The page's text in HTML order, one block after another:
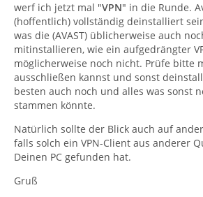
werf ich jetzt mal "VPN" in die Runde.
(hoffentlich) vollständig deinstalliert
was die (AVAST) üblicherweise auch
mitinstallieren, wie ein aufgedrängter
möglicherweise noch nicht. Prüfe bitte
ausschließen kannst und sonst
besten auch noch und alles was sonst
stammen könnte.
Natürlich sollte der Blick auch auf
falls solch ein VPN-Client aus anderer
Deinen PC gefunden hat.
Gruß